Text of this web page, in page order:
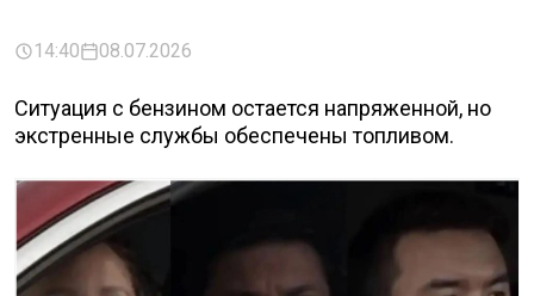
14:40 08.07.2026
Ситуация с бензином остается напряженной, но
экстренные службы обеспечены топливом.